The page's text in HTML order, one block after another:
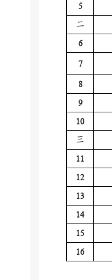
5
二
6
7
8
9
10
三
11
12
13
14
15
16